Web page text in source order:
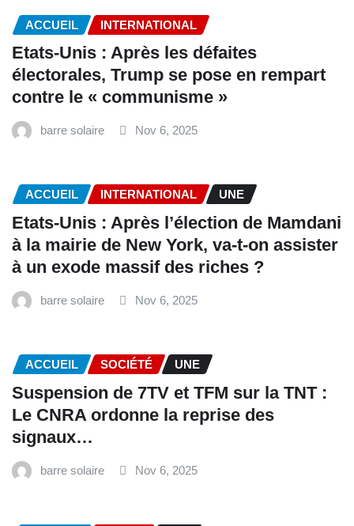
ACCUEIL INTERNATIONAL
Etats-Unis : Après les défaites
électorales, Trump se pose en rempart
contre le « communisme »
barre solaire Nov 6, 2025
ACCUEIL INTERNATIONAL UNE
Etats-Unis : Après l’élection de Mamdani
à la mairie de New York, va-t-on assister
à un exode massif des riches ?
barre solaire Nov 6, 2025
ACCUEIL SOCIÉTÉ UNE
Suspension de 7TV et TFM sur la TNT :
Le CNRA ordonne la reprise des
signaux…
barre solaire Nov 6, 2025